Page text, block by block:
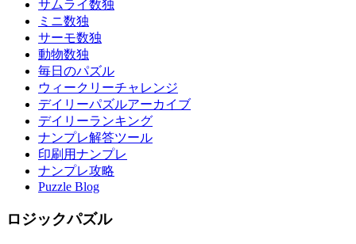
サムライ数独
ミニ数独
サーモ数独
動物数独
毎日のパズル
ウィークリーチャレンジ
デイリーパズルアーカイブ
デイリーランキング
ナンプレ解答ツール
印刷用ナンプレ
ナンプレ攻略
Puzzle Blog
ロジックパズル